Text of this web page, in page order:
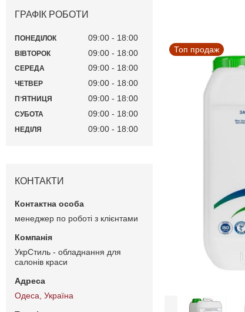
Топ продаж
ГРАФІК РОБОТИ
ПОНЕДІЛОК 09:00 18:00
ВІВТОРОК 09:00 18:00
СЕРЕДА 09:00 18:00
ЧЕТВЕР 09:00 18:00
ПʼЯТНИЦЯ 09:00 18:00
СУБОТА 09:00 18:00
НЕДІЛЯ 09:00 18:00
КОНТАКТИ
менеджер по роботі з клієнтами
УкрСтиль - обладнання для
салонів краси
Одеса, Україна